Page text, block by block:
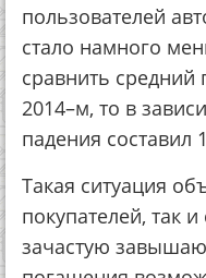
пользователей
стало намного
сравнить средний
2014–м, то в
падения составил
Такая ситуация
покупателей, так
зачастую